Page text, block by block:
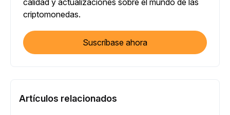
calidad y actualizaciones sobre el mundo de las
criptomonedas.
Suscríbase ahora
Artículos relacionados